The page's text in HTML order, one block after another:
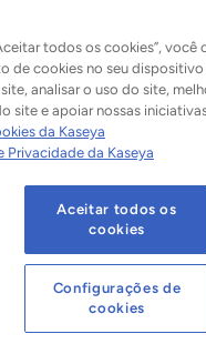
Kaseya. Todos os
Português Brasileiro
sobre a Escravidão
Uso do Site
Mapa do site Cookies
Aviso sobre
todos os cookies”, você
de cookies no seu
analisar o uso do site,
site e apoiar nossas
da Kaseya
Privacidade da Kaseya
Aceitar todos os
cookies
Configurações de
cookies